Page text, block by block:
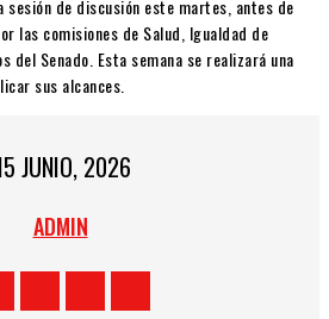
de discusión este martes, antes de
las comisiones de Salud, Igualdad de
del Senado. Esta semana se realizará una
sus alcances.
JUNIO, 2026
ADMIN